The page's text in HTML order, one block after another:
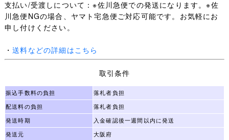
ぎた場合、落札を取り消しいたしますのでご注意くださ
い。
・大阪からの発送です。
60サイズです。
・配達時間のご希望お気軽にお申し付けください。
・営業所止めご指定頂けます。
・品名はご指定がなければ「衣類」で発送いたします。
・ピカルナ★らんど分との同梱可能ですので、お気軽にお
申し付けください。
支払い/受渡しについて：※佐川急便での発送になります。※佐
川急便NGの場合、ヤマト宅急便ご対応可能です。お気軽にお
申し付けください。
・送料などの詳細はこちら
取引条件
振込手数料の負担 落札者負担
配送料の負担 落札者負担
発送時期 入金確認後一週間以内に発送
発送元 大阪府